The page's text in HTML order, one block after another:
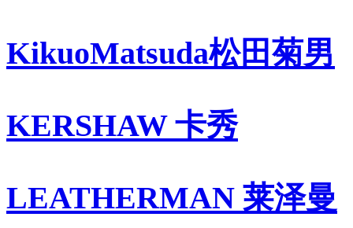
KikuoMatsuda松田菊男
KERSHAW 卡秀
LEATHERMAN 莱泽曼